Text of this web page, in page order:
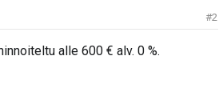
#2
alle 600 € alv. 0 %.